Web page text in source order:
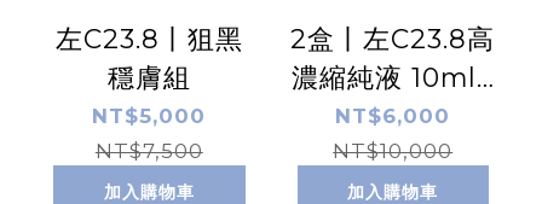
左C23.8丨狙黑
穩膚組
NT$5,000
NT$7,500
加入購物車
2盒丨左C23.8高
濃縮純液 10ml /
盒 x2
NT$6,000
NT$10,000
加入購物車